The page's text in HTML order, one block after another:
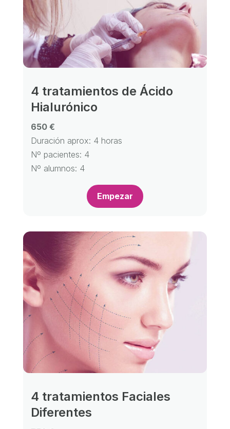
4 tratamientos de Ácido
Hialurónico
650 €
Duración aprox: 4 horas
Nº pacientes: 4
Nº alumnos: 4
Empezar
4 tratamientos Faciales
Diferentes